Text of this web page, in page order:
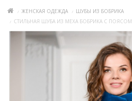
ЖЕНСКАЯ ОДЕЖДА
ШУБЫ ИЗ БОБРИКА
СТИЛЬНАЯ ШУБА ИЗ МЕХА БОБРИКА С ПОЯСОМ